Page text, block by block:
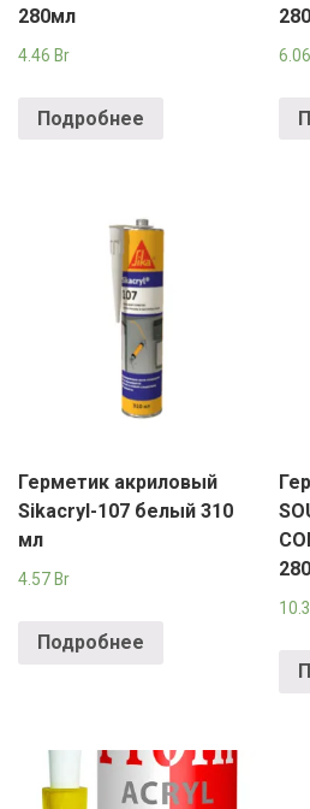
280мл
4.46 Br
Подробнее
6.06
Герметик акриловый
Sikacryl-107 белый 310
мл
4.57 Br
Подробнее